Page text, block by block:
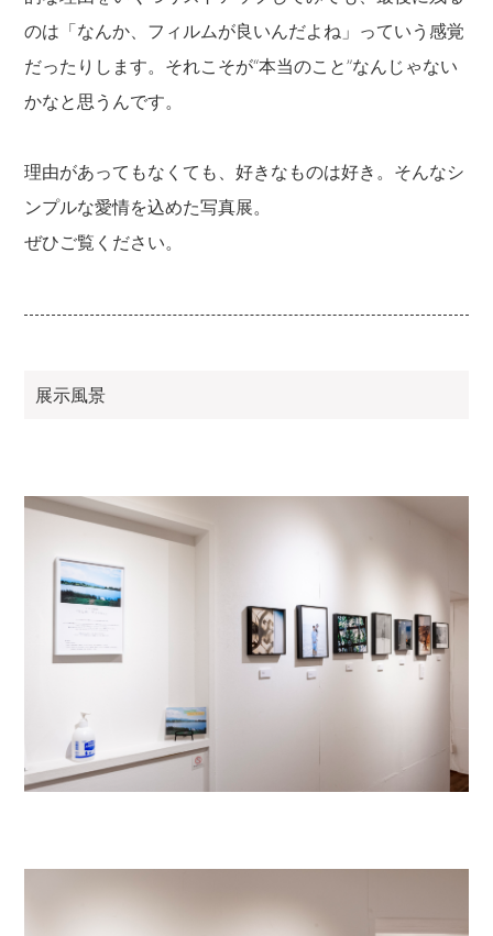
のは「なんか、フィルムが良いんだよね」っていう感覚
だったりします。それこそが“本当のこと”なんじゃない
かなと思うんです。
理由があってもなくても、好きなものは好き。そんなシ
ンプルな愛情を込めた写真展。
ぜひご覧ください。
展示風景